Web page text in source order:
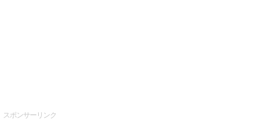
スポンサーリンク